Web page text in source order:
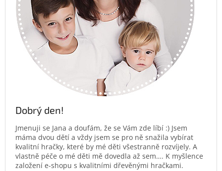
Dobrý den!
Jmenuji se Jana a doufám, že se Vám zde líbí :) Jsem
máma dvou dětí a vždy jsem se pro ně snažila vybírat
kvalitní hračky, které by mé děti všestranně rozvíjely. A
vlastně péče o mé děti mě dovedla až sem…. K myšlence
založení e-shopu s kvalitními dřevěnými hračkami.